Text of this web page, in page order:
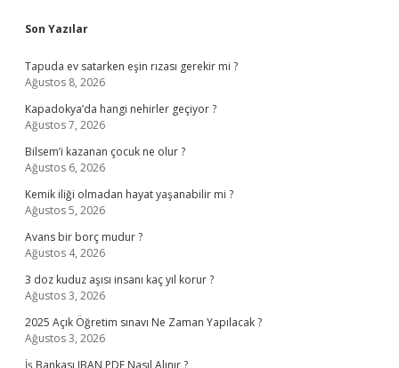
Sidebar
Son Yazılar
Tapuda ev satarken eşin rızası gerekir mi ?
Ağustos 8, 2026
Kapadokya’da hangi nehirler geçiyor ?
Ağustos 7, 2026
Bilsem’i kazanan çocuk ne olur ?
Ağustos 6, 2026
Kemik iliği olmadan hayat yaşanabilir mi ?
Ağustos 5, 2026
Avans bir borç mudur ?
Ağustos 4, 2026
3 doz kuduz aşısı insanı kaç yıl korur ?
Ağustos 3, 2026
2025 Açık Öğretim sınavı Ne Zaman Yapılacak ?
Ağustos 3, 2026
İş Bankası IBAN PDF Nasıl Alınır ?